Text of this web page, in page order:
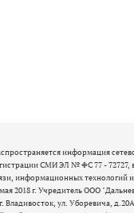
информация
СМИ ЭЛ № ФС 77 -
информационных технологий
2018 г. Учредитель ООО
Владивосток, ул. Уборевича,